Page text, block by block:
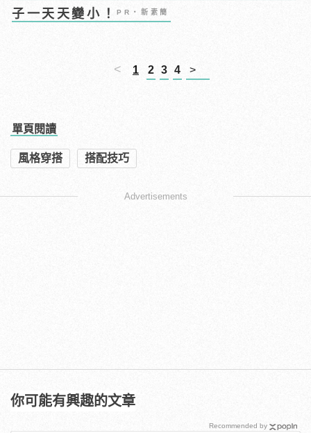
子一天天變小！PR・新素簡
< 1 2 3 4 >
單頁閱讀
風格穿搭 搭配技巧
Advertisements
你可能有興趣的文章
Recommended by